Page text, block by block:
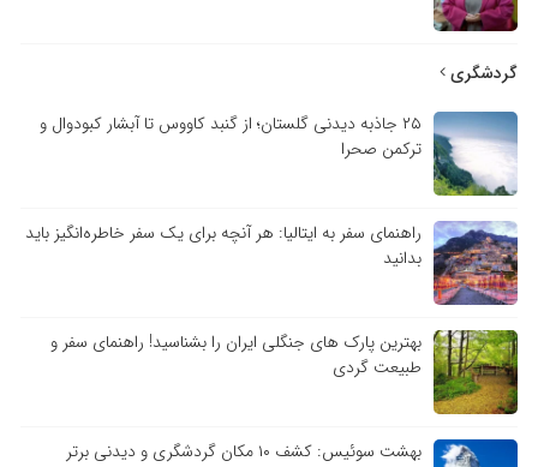
گردشگری
۲۵ جاذبه دیدنی گلستان؛ از گنبد کاووس تا آبشار کبودوال و
ترکمن صحرا
راهنمای سفر به ایتالیا: هر آنچه برای یک سفر خاطره‌انگیز باید
بدانید
بهترین پارک های جنگلی ایران را بشناسید! راهنمای سفر و
طبیعت گردی
بهشت سوئیس: کشف ۱۰ مکان گردشگری و دیدنی برتر